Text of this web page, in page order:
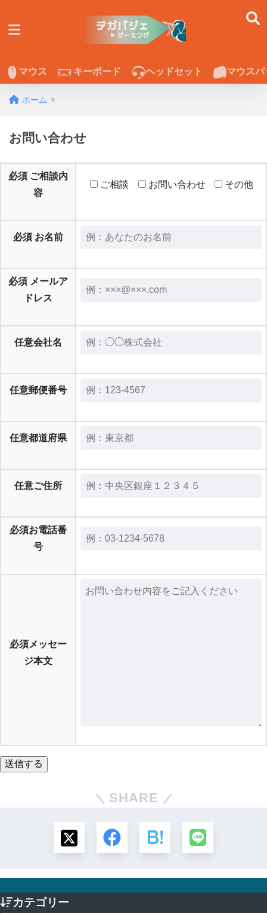
マウス キーボード ヘッドセット マウスパ
ホーム
お問い合わせ
必須 ご相談内
容
ご相談 お問い合わせ その他
必須 お名前
必須 メールア
ドレス
任意会社名
任意郵便番号
任意都道府県
任意ご住所
必須お電話番
号
必須メッセー
ジ本文
SHARE
カテゴリー